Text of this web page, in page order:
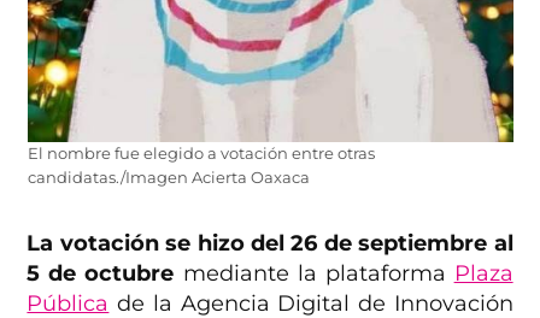
El nombre fue elegido a votación entre otras
candidatas./Imagen Acierta Oaxaca
La votación se hizo del 26 de septiembre al
5 de octubre mediante la plataforma Plaza
Pública de la Agencia Digital de Innovación